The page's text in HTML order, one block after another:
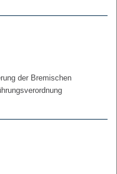
der Bremischen